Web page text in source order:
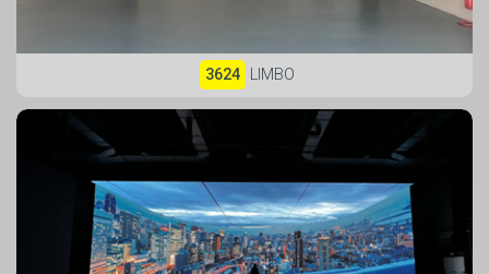
3624 LIMBO